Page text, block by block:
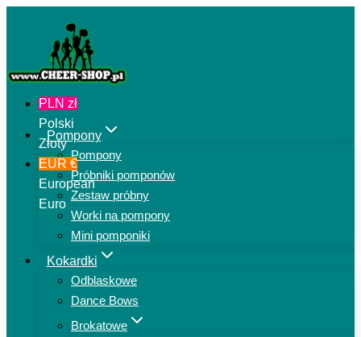
Pompony
Pompony
Próbniki pomponów
Zestaw próbny
Worki na pompony
Mini pomponiki
Kokardki
Odblaskowe
Dance Bows
Brokatowe
PLN zł
Polski
Złoty
EUR €
European
Euro